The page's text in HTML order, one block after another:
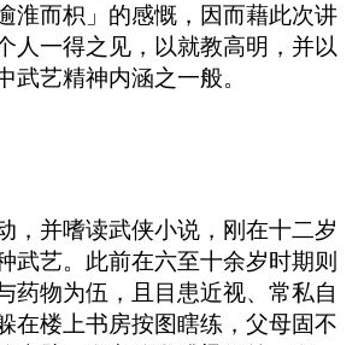
淮而枳」的感慨，因而藉此次讲
人一得之见，以就教高明，并以
武艺精神内涵之一般。
，并嗜读武侠小说，刚在十二岁
武艺。此前在六至十余岁时期则
药物为伍，且目患近视、常私自
在楼上书房按图瞎练，父母固不